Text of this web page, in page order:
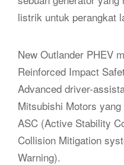
listrik untuk perangkat
New Outlander PHEV
Reinforced Impact
Advanced driver-
Mitsubishi Motors
ASC (Active Stability
Collision Mitigation
Warning).